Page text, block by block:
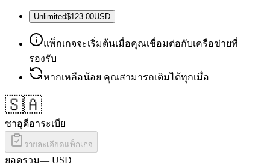
Unlimited$123.00USD
แพ็กเกจจะเริ่มต้นเมื่อคุณเชื่อมต่อกับเครือข่ายที่
รองรับ
หากเหลือน้อย คุณสามารถเติมได้ทุกเมื่อ
🇸🇦
ซาอุดีอาระเบีย
รายละเอียดแพ็กเกจ
ยอดรวม— USD